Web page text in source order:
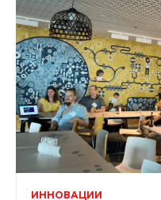
ИННОВАЦИИ